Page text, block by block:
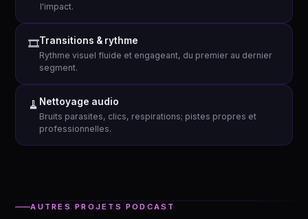
l'impact.
🎞️Transitions & rythme
Rythme visuel fluide et engageant, du premier au dernier
segment.
🧹 Nettoyage audio
Bruits parasites, clics, respirations; pistes propres et
professionnelles.
AUTRES PROJETS PODCAST